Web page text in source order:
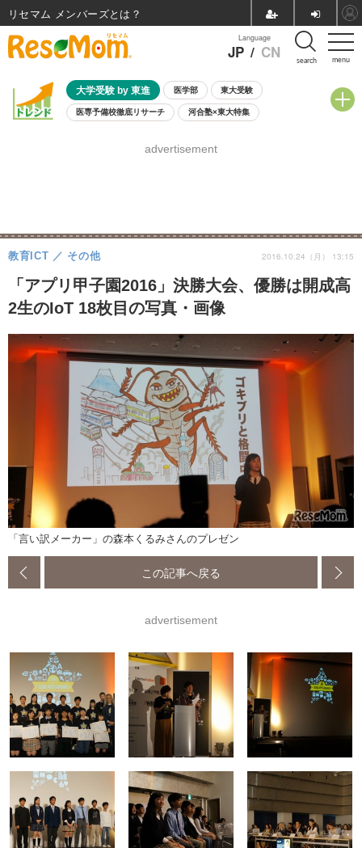
menu
Language
JP / CN search
大学受験 by 東進 医学部 東大受験
医専予備校徹底リサーチ 河合塾×東大特集
8月開催学校説明会・相談会
advertisement
「アプリ甲子園2016」決勝大会、優勝は開成高
2生のIoT 18枚目の写真・画像
教育ICT その他 2016.10.24（月） 13:15
「言い訳メーカー」の森本くるみさんのプレゼン
この記事へ戻る
advertisement
リセマム メンバーズ